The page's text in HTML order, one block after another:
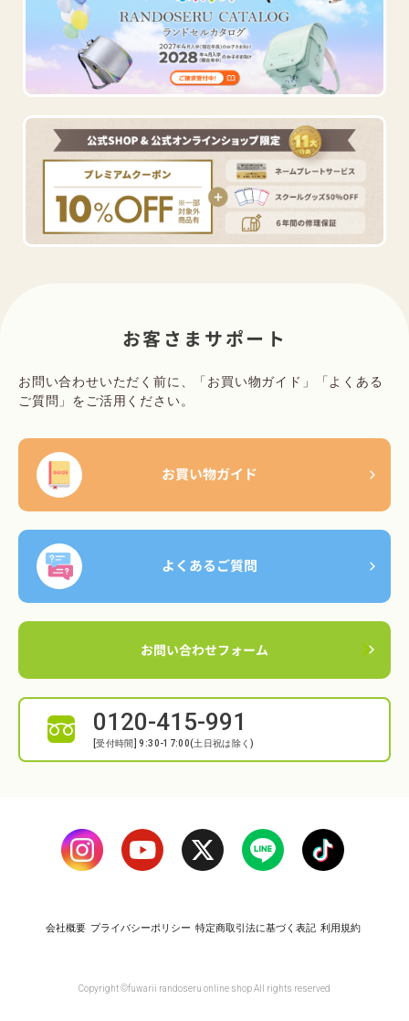
お客さまサポート
お問い合わせいただく前に、「お買い物ガイド」「よくある
ご質問」をご活用ください。
お買い物ガイド
よくあるご質問
お問い合わせフォーム
0120-415-991
[受付時間] 9:30-17:00(土日祝は除く)
Instagram Translation missing:
Translation missing:
line
会社概要 プライバシーポリシー 特定商取引法に基づく表記 利用規約
Copyright ©fuwarii randoseru online shop All rights reserved